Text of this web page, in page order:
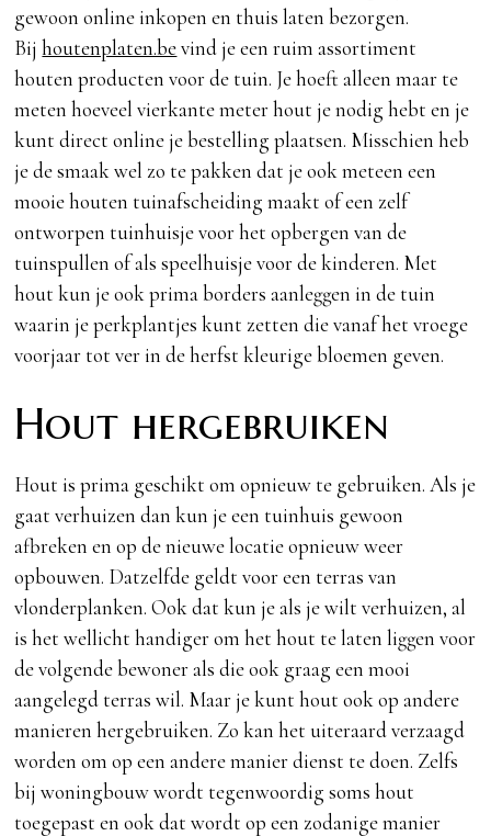
gewoon online inkopen en thuis laten bezorgen.
Bijhoutenplaten.bevind je een ruim assortiment
houten producten voor de tuin. Je hoeft alleen maar te
meten hoeveel vierkante meter hout je nodig hebt en je
kunt direct online je bestelling plaatsen. Misschien heb
je de smaak wel zo te pakken dat je ook meteen een
mooie houten tuinafscheiding maakt of een zelf
ontworpen tuinhuisje voor het opbergen van de
tuinspullen of als speelhuisje voor de kinderen. Met
hout kun je ook prima borders aanleggen in de tuin
waarin je perkplantjes kunt zetten die vanaf het vroege
voorjaar tot ver in de herfst kleurige bloemen geven.
Hout hergebruiken
Hout is prima geschikt om opnieuw te gebruiken. Als je
gaat verhuizen dan kun je een tuinhuis gewoon
afbreken en op de nieuwe locatie opnieuw weer
opbouwen. Datzelfde geldt voor een terras van
vlonderplanken. Ook dat kun je als je wilt verhuizen, al
is het wellicht handiger om het hout te laten liggen voor
de volgende bewoner als die ook graag een mooi
aangelegd terras wil. Maar je kunt hout ook op andere
manieren hergebruiken. Zo kan het uiteraard verzaagd
worden om op een andere manier dienst te doen. Zelfs
bij woningbouw wordt tegenwoordig soms hout
toegepast en ook dat wordt op een zodanige manier